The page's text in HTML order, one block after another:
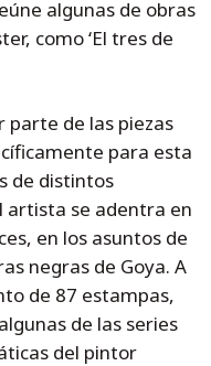
algunas de obras
como ‘El tres de
parte de las piezas
para esta
de distintos
artista se adentra en
en los asuntos de
negras de Goya. A
de 87 estampas,
de las series
del pintor